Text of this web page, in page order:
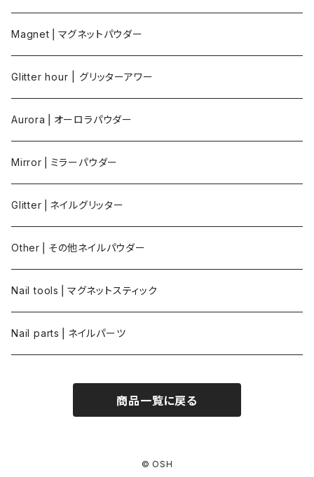
Magnet⎪マグネットパウダー
Glitter hour | グリッターアワー
Aurora⎪オーロラパウダー
Mirror⎪ミラーパウダー
Glitter⎪ネイルグリッター
Other⎪その他ネイルパウダー
Nail tools⎪マグネットスティック
Nail parts⎪ネイルパーツ
商品一覧に戻る
© OSH